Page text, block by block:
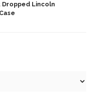
Dropped Lincoln